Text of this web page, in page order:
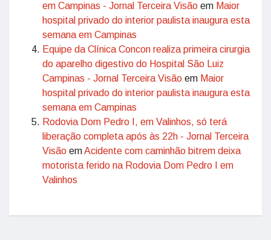
em Campinas - Jornal Terceira Visão em Maior
hospital privado do interior paulista inaugura esta
semana em Campinas
Equipe da Clínica Concon realiza primeira cirurgia
do aparelho digestivo do Hospital São Luiz
Campinas - Jornal Terceira Visão em Maior
hospital privado do interior paulista inaugura esta
semana em Campinas
Rodovia Dom Pedro I, em Valinhos, só terá
liberação completa após às 22h - Jornal Terceira
Visão emAcidente com caminhão bitrem deixa
motorista ferido na Rodovia Dom Pedro I em
Valinhos